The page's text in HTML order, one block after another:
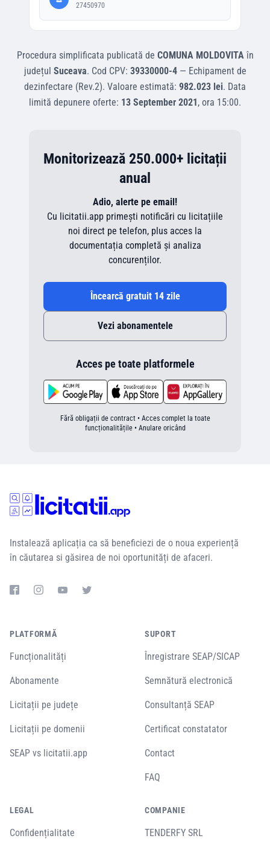
27450970
Procedura simplificata publicată de COMUNA MOLDOVITAîn
județul Suceava. Cod CPV: 39330000-4— Echipament de
dezinfectare (Rev.2). Valoare estimată: 982.023 lei. Data
limită depunere oferte: 13 September 2021, ora 15:00.
Monitorizează 250.000+ licitații
anual
Adio, alerte pe email!
Cu licitatii.app primești notificări cu licitațiile
noi direct pe telefon, plus acces la
documentația completă și analiza
concurenților.
Încearcă gratuit 14 zile
Vezi abonamentele
Acces pe toate platformele
Fără obligații de contract • Acces complet la toate
funcționalitățile • Anulare oricând
Instalează aplicația ca să beneficiezi de o noua experiență
în căutarea si găsirea de noi oportunități de afaceri.
PLATFORMĂ
Funcționalități
Abonamente
Licitații pe județe
Licitații pe domenii
SEAP vs licitatii.app
SUPORT
Înregistrare SEAP/SICAP
Semnătură electronică
Consultanță SEAP
Certificat constatator
Contact
FAQ
LEGAL
Confidențialitate
COMPANIE
TENDERFY SRL